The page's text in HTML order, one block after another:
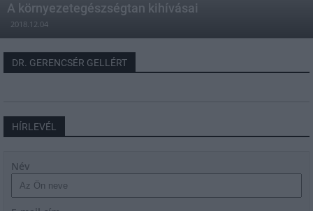
A környezetegészségtan kihívásai
2018.12.04
DR. GERENCSÉR GELLÉRT
HÍRLEVÉL
Név